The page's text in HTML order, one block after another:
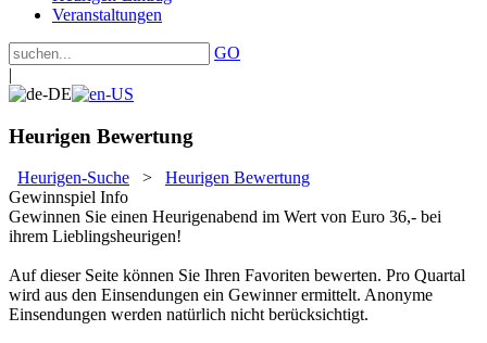
Veranstaltungen
GO
|
Heurigen Bewertung
Heurigen-Suche > Heurigen Bewertung
Gewinnspiel Info
Gewinnen Sie einen Heurigenabend im Wert von Euro 36,- bei
ihrem Lieblingsheurigen!
Auf dieser Seite können Sie Ihren Favoriten bewerten. Pro Quartal
wird aus den Einsendungen ein Gewinner ermittelt. Anonyme
Einsendungen werden natürlich nicht berücksichtigt.